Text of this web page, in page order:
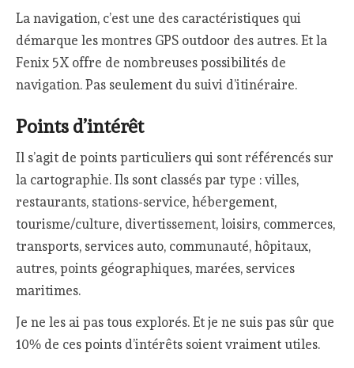
La navigation, c’est une des caractéristiques qui
démarque les montres GPS outdoor des autres. Et la
Fenix 5X offre de nombreuses possibilités de
navigation. Pas seulement du suivi d’itinéraire.
Points d’intérêt
Il s’agit de points particuliers qui sont référencés sur
la cartographie. Ils sont classés par type : villes,
restaurants, stations-service, hébergement,
tourisme/culture, divertissement, loisirs, commerces,
transports, services auto, communauté, hôpitaux,
autres, points géographiques, marées, services
maritimes.
Je ne les ai pas tous explorés. Et je ne suis pas sûr que
10% de ces points d’intérêts soient vraiment utiles.